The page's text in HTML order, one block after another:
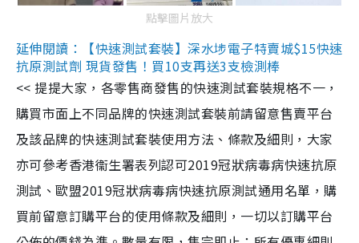
點擊圖片放大
延伸閱讀：【快速測試套裝】深水埗電子特賣城$15快速
抗原測試劑 現貨發售！買10支再送3支檢測棒
<< 提提大家，各零售商發售的快速測試套裝規格不一，
購買市面上不同品牌的快速測試套裝前請留意售賣平台
及該品牌的快速測試套裝使用方法、條款及細則，大家
亦可參考香港衞生署表列認可2019冠狀病毒病快速抗原
測試、歐盟2019冠狀病毒病快速抗原測試通用名單，購
買前留意訂購平台的使用條款及細則，一切以訂購平台